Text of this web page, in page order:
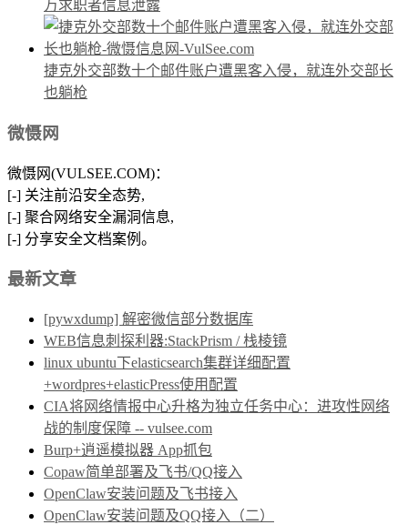
万求职者信息泄露
捷克外交部数十个邮件账户遭黑客入侵，就连外交部长
也躺枪
微慑网
微慑网(VULSEE.COM)：
[-] 关注前沿安全态势,
[-] 聚合网络安全漏洞信息,
[-] 分享安全文档案例。
最新文章
[pywxdump] 解密微信部分数据库
WEB信息刺探利器:StackPrism / 栈棱镜
linux ubuntu下elasticsearch集群详细配置
+wordpres+elasticPress使用配置
CIA将网络情报中心升格为独立任务中心：进攻性网络
战的制度保障 -- vulsee.com
Burp+逍遥模拟器 App抓包
Copaw简单部署及飞书/QQ接入
OpenClaw安装问题及飞书接入
OpenClaw安装问题及QQ接入（二）